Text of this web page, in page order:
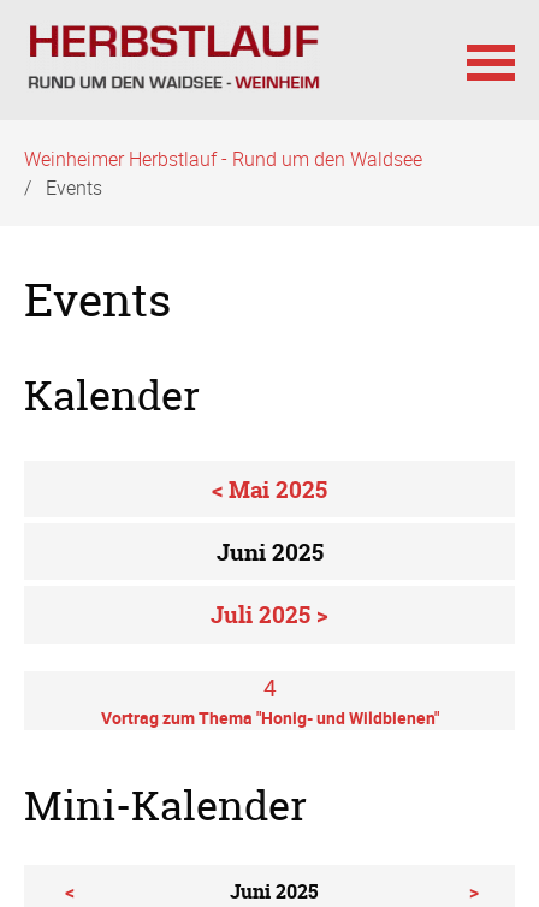
überspringen
Weinheimer Herbstlauf - Rund um den Waldsee
Events
Events
Kalender
< Mai 2025
Juni 2025
Juli 2025 >
4
Vortrag zum Thema "Honig- und Wildbienen"
Mini-Kalender
< Juni 2025
>